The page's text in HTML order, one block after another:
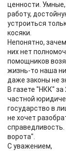
ценности.
работу,
устроиться
косяки.
Непонятно,
них нет
помощников
жизнь-то наша
даже законы не
В газете "НКК"
частной
государство в
не хочет
справедливость.
ворота".
С уважением,